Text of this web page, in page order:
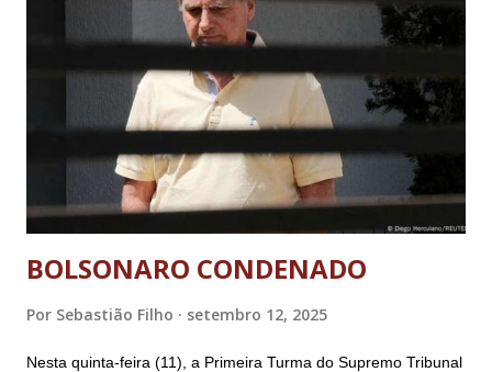
BOLSONARO CONDENADO
Por Sebastião Filho setembro 12, 2025
Nesta quinta-feira (11), a Primeira Turma do Supremo Tribunal